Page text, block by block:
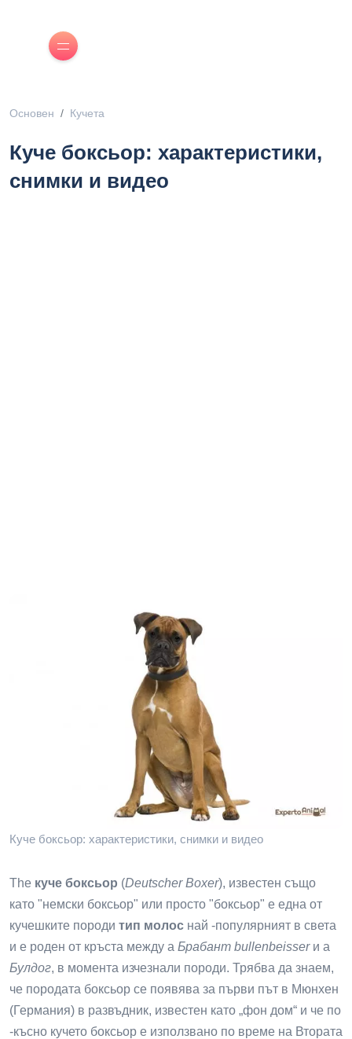
Основен Кучета
Куче боксьор: характеристики,
снимки и видео
Куче боксьор: характеристики, снимки и видео
The куче боксьор (Deutscher Boxer), известен също
като "немски боксьор" или просто "боксьор" е една от
кучешките породи тип молос най -популярният в света
и е роден от кръста между a Брабант bullenbeisserи а
Булдог, в момента изчезнали породи. Трябва да знаем,
че породата боксьор се появява за първи път в Мюнхен
(Германия) в развъдник, известен като „фон дом“ и че по
-късно кучето боксьор е използвано по време на Втората